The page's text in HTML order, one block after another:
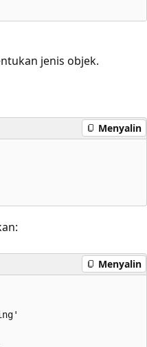
jenis objek.
Menyalin
Menyalin